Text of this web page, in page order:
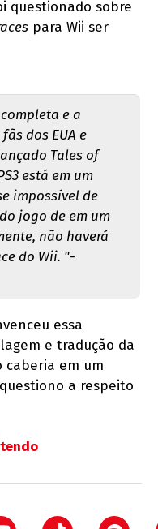
questionado sobre
para Wii ser
e a
dos EUA e
Tales of
está em um
impossível de
jogo de em um
não haverá
do Wii. "-
essa
e tradução da
caberia em um
a respeito